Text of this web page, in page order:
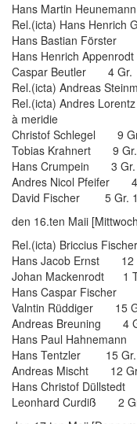
Hans Martin
Rel.(icta) Hans
Hans Bastian Förster
Hans Henrich
Caspar Beutler 4 Gr.
Rel.(icta) Andreas
Rel.(icta) Andres
à meridie
Christof Schlegel 9
Tobias Krahnert 9
Hans Crumpein 3
Andres Nicol Pfeifer
David Fischer 5 Gr. 1
den 16.ten Maii
Rel.(icta) Briccius
Hans Jacob Ernst 12
Johan Mackenrodt 1
Hans Caspar Fischer
Valntin Rüddiger 15
Andreas Breuning 4
Hans Paul
Hans Tentzler 15
Andreas Mischt 12
Hans Christof
Leonhard Curdiß 2